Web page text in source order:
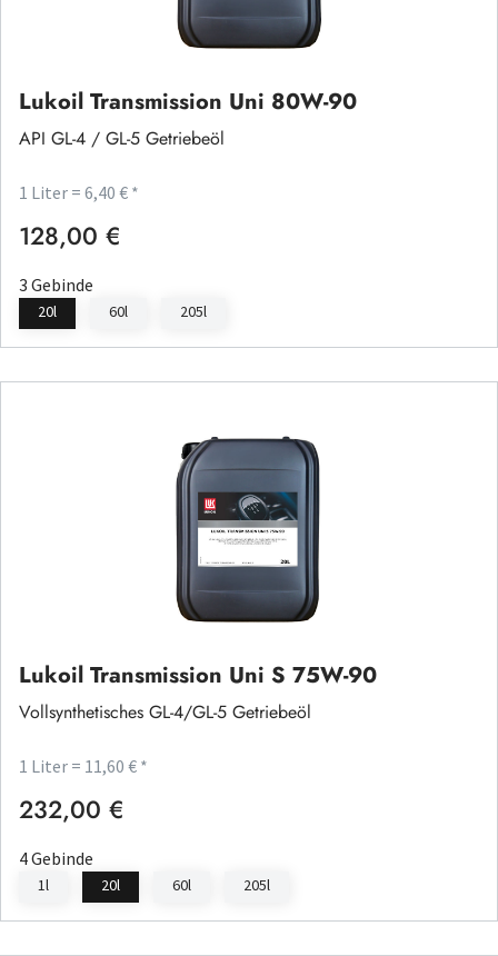
Lukoil Transmission Uni 80W-90
API GL-4 / GL-5 Getriebeöl
1 Liter = 6,40 € *
Regulärer Preis:
128,00 €
3 Gebinde
20l 60l 205l
Lukoil Transmission Uni S 75W-90
Vollsynthetisches GL-4/GL-5 Getriebeöl
1 Liter = 11,60 € *
Regulärer Preis:
232,00 €
4 Gebinde
1l 20l 60l 205l